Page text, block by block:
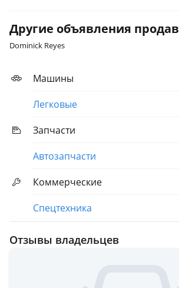
Другие объявления
Dominick Reyes
Машины
Легковые
Запчасти
Автозапчасти
Коммерческие
Спецтехника
Отзывы владельцев